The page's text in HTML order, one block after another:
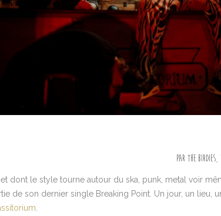
Par The
et dont le style tourne autour du ska, punk, metal voir
de son dernier single Breaking Point. Un jour, un